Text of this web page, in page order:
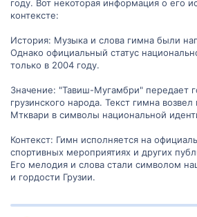
году. Вот некоторая информация о его
контексте:
История: Музыка и слова гимна были
Однако официальный статус
только в 2004 году.
Значение: "Тавиш-Мугамбри" передает
грузинского народа. Текст гимна
Мтквари в символы национальной
Контекст: Гимн исполняется на
спортивных мероприятиях и других
Его мелодия и слова стали символом
и гордости Грузии.